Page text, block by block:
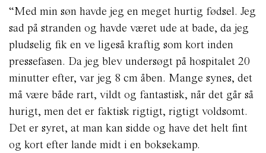
“Med min søn havde jeg en meget hurtig fødsel. Jeg
sad på stranden og havde været ude at bade, da jeg
pludselig fik en ve ligeså kraftig som kort inden
pressefasen. Da jeg blev undersøgt på hospitalet 20
minutter efter, var jeg 8 cm åben. Mange synes, det
må være både rart, vildt og fantastisk, når det går så
hurigt, men det er faktisk rigtigt, rigtigt voldsomt.
Det er syret, at man kan sidde og have det helt fint
og kort efter lande midt i en boksekamp.